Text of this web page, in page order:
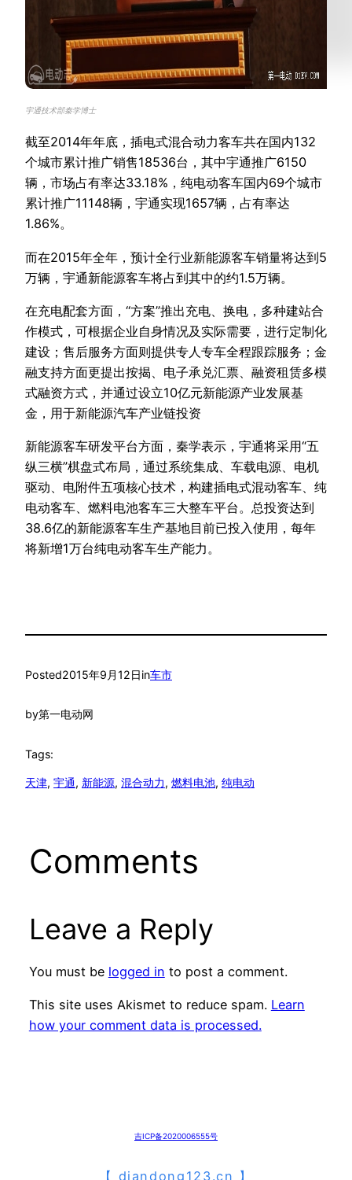
宇通技术部秦学博士
截至2014年年底，插电式混合动力客车共在国内132
个城市累计推广销售18536台，其中宇通推广6150
辆，市场占有率达33.18%，纯电动客车国内69个城市
累计推广11148辆，宇通实现1657辆，占有率达
1.86%。
而在2015年全年，预计全行业新能源客车销量将达到5
万辆，宇通新能源客车将占到其中的约1.5万辆。
在充电配套方面，“方案”推出充电、换电，多种建站合
作模式，可根据企业自身情况及实际需要，进行定制化
建设；售后服务方面则提供专人专车全程跟踪服务；金
融支持方面更提出按揭、电子承兑汇票、融资租赁多模
式融资方式，并通过设立10亿元新能源产业发展基
金，用于新能源汽车产业链投资
新能源客车研发平台方面，秦学表示，宇通将采用“五
纵三横”棋盘式布局，通过系统集成、车载电源、电机
驱动、电附件五项核心技术，构建插电式混动客车、纯
电动客车、燃料电池客车三大整车平台。总投资达到
38.6亿的新能源客车生产基地目前已投入使用，每年
将新增1万台纯电动客车生产能力。
Posted2015年9月12日in车市
by第一电动网
Tags:
天津, 宇通, 新能源, 混合动力, 燃料电池, 纯电动
Comments
Leave a Reply
You must be logged in to post a comment.
This site uses Akismet to reduce spam. Learn
how your comment data is processed.
吉ICP备2020006555号
【 diandong123.cn 】